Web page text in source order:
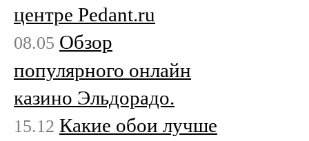
центре Pedant.ru
08.05 Обзор
популярного онлайн
казино Эльдорадо.
15.12 Какие обои лучше